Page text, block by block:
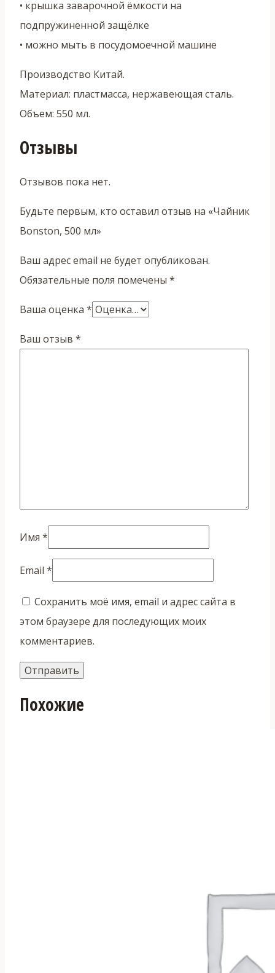
• крышка заварочной ёмкости на
подпружиненной защёлке
• можно мыть в посудомоечной машине
Производство Китай.
Материал: пластмасса, нержавеющая сталь.
Объем: 550 мл.
Отзывы
Отзывов пока нет.
Будьте первым, кто оставил отзыв на «Чайник
Bonston, 500 мл»
Ваш адрес email не будет опубликован.
Обязательные поля помечены *
Ваша оценка *
Ваш отзыв *
Имя *
Email *
Сохранить моё имя, email и адрес сайта в
этом браузере для последующих моих
комментариев.
Похожие